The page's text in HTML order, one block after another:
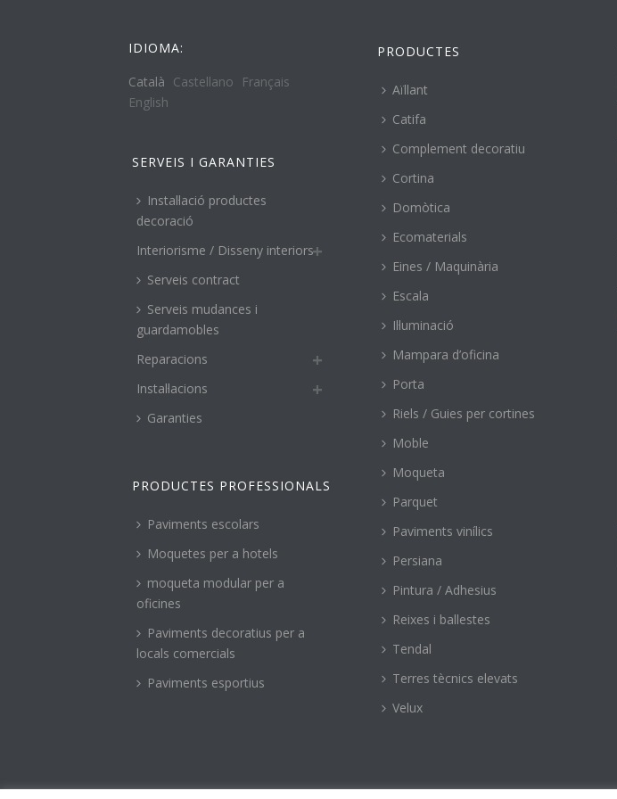
IDIOMA:
Català Castellano
Français
English
SERVEIS I GARANTIES
Instal·lació productes
decoració
Interiorisme / Disseny interiors
Serveis contract
Serveis mudances i
guardamobles
Reparacions
Instal·lacions
Garanties
PRODUCTES PROFESSIONALS
Paviments escolars
Moquetes per a hotels
moqueta modular per a
oficines
Paviments decoratius per a
locals comercials
Paviments esportius
PRODUCTES
Aïllant
Catifa
Complement decoratiu
Cortina
Domòtica
Ecomaterials
Eines / Maquinària
Escala
Il·luminació
Mampara d’oficina
Porta
Riels / Guies per cortines
Moble
Moqueta
Parquet
Paviments vinílics
Persiana
Pintura / Adhesius
Reixes i ballestes
Tendal
Terres tècnics elevats
Velux